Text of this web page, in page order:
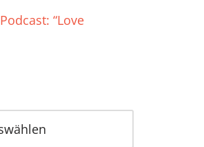
Podcast: “Love